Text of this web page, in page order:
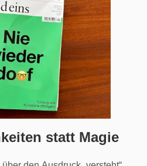
statt Magie